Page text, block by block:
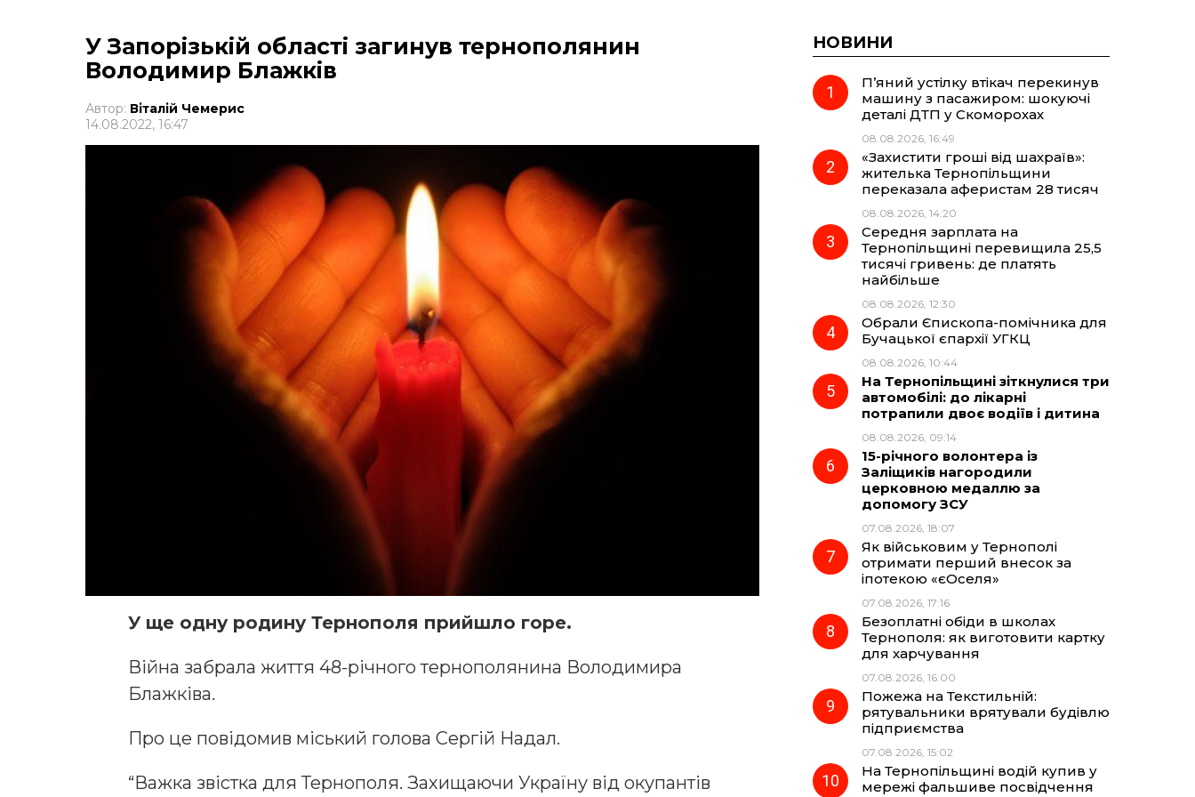
У Запорізькій області загинув тернополянин
Володимир Блажків
Автор: Віталій Чемерис
14.08.2022, 16:47
У ще одну родину Тернополя прийшло горе.
Війна забрала життя 48-річного тернополянина Володимира
Блажківа.
Про це повідомив міський голова Сергій Надал.
“Важка звістка для Тернополя. Захищаючи Україну від окупантів
НОВИНИ
П’яний устілку втікач перекинув
машину з пасажиром: шокуючі
деталі ДТП у Скоморохах
08.08.2026, 16:49
«Захистити гроші від шахраїв»:
жителька Тернопільщини
переказала аферистам 28 тисяч
08.08.2026, 14:20
Середня зарплата на
Тернопільщині перевищила 25,5
тисячі гривень: де платять
найбільше
08.08.2026, 12:30
Обрали Єпископа-помічника для
Бучацької єпархії УГКЦ
08.08.2026, 10:44
На Тернопільщині зіткнулися три
автомобілі: до лікарні
потрапили двоє водіїв і дитина
08.08.2026, 09:14
15-річного волонтера із
Заліщиків нагородили
церковною медаллю за
допомогу ЗСУ
07.08.2026, 18:07
Як військовим у Тернополі
отримати перший внесок за
іпотекою «єОселя»
07.08.2026, 17:16
Безоплатні обіди в школах
Тернополя: як виготовити картку
для харчування
07.08.2026, 16:00
Пожежа на Текстильній:
рятувальники врятували будівлю
підприємства
07.08.2026, 15:02
На Тернопільщині водій купив у
мережі фальшиве посвідчення